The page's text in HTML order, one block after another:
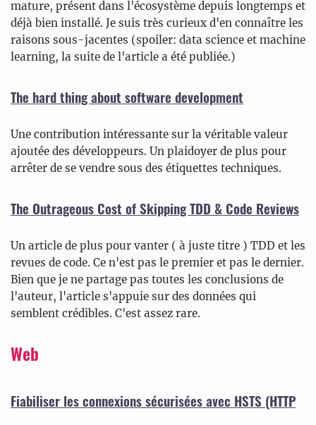
mature, présent dans l'écosystème depuis longtemps et
déjà bien installé. Je suis très curieux d'en connaître les
raisons sous-jacentes (spoiler: data science et machine
learning, la suite de l'article a été publiée.)
The hard thing about software development
Une contribution intéressante sur la véritable valeur
ajoutée des développeurs. Un plaidoyer de plus pour
arrêter de se vendre sous des étiquettes techniques.
The Outrageous Cost of Skipping TDD & Code Reviews
Un article de plus pour vanter ( à juste titre ) TDD et les
revues de code. Ce n'est pas le premier et pas le dernier.
Bien que je ne partage pas toutes les conclusions de
l'auteur, l'article s'appuie sur des données qui
semblent crédibles. C'est assez rare.
Web
Fiabiliser les connexions sécurisées avec HSTS (HTTP